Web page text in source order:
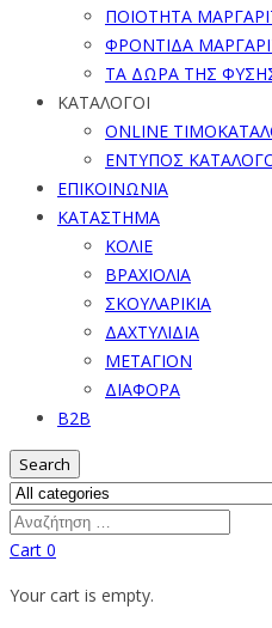
ΠΟΙΟΤΗΤΑ
ΦΡΟΝΤΙΔΑ
ΤΑ ΔΩΡΑ ΤΗΣ
ΚΑΤΑΛΟΓΟΙ
ONLINE
ΕΝΤΥΠΟΣ
ΕΠΙΚΟΙΝΩΝΙΑ
ΚΑΤΑΣΤΗΜΑ
ΚΟΛΙΕ
ΒΡΑΧΙΟΛΙΑ
ΣΚΟΥΛΑΡΙΚΙΑ
ΔΑΧΤΥΛΙΔΙΑ
ΜΕΤΑΓΙΟΝ
ΔΙΑΦΟΡΑ
B2B
Search
Cart 0
Your cart is empty.